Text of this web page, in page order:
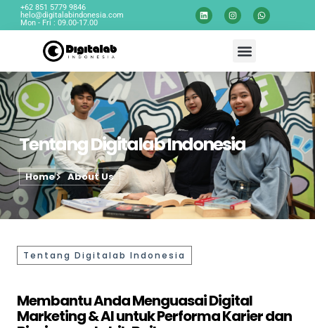
+62 851 5779 9846
helo@digitalabindonesia.com
Mon - Fri : 09.00-17.00
Tentang Digitalab Indonesia
Home About Us
Tentang Digitalab Indonesia
Membantu Anda Menguasai Digital
Marketing & AI untuk Performa Karier dan